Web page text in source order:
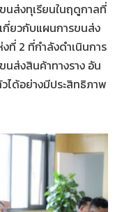
นส่งทุเรียนในฤดูกาลที่
กี่ยวกับแผนการขนส่ง
ที่ 2 ที่กำลังดำเนินการ
นส่งสินค้าทางราง อัน
ได้อย่างมีประสิทธิภาพ